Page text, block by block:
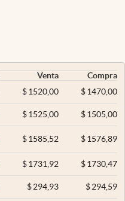
Venta
Compra
$ 1520,00 $1470,00
$ 1525,00 $1505,00
$ 1585,52 $1576,89
$ 1731,92 $1730,47
$ 294,93 $294,59